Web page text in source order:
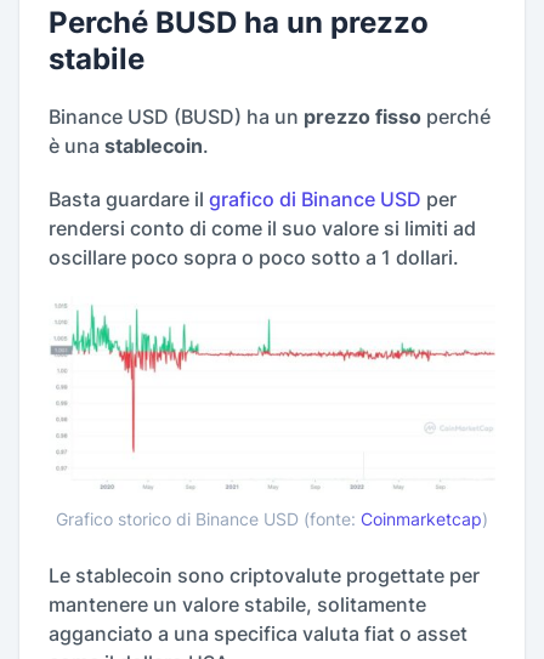
Perché BUSD ha un prezzo
stabile
Binance USD (BUSD) ha un prezzo fisso perché
è una stablecoin.
Basta guardare il grafico di Binance USD per
rendersi conto di come il suo valore si limiti ad
oscillare poco sopra o poco sotto a 1 dollari.
Grafico storico di Binance USD (fonte: Coinmarketcap)
Le stablecoin sono criptovalute progettate per
mantenere un valore stabile, solitamente
agganciato a una specifica valuta fiat o asset